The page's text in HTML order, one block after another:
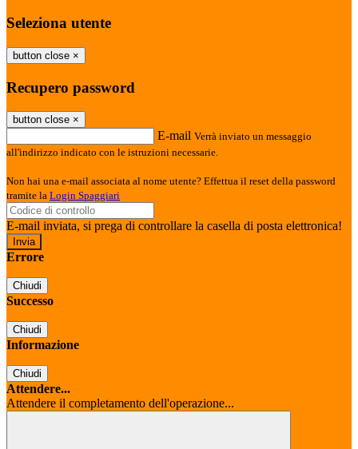
Seleziona utente
button close ×
Recupero password
button close ×
E-mail Verrà inviato un messaggio
all'indirizzo indicato con le istruzioni necessarie.
Non hai una e-mail associata al nome utente? Effettua il reset della password
tramite la Login Spaggiari
E-mail inviata, si prega di controllare la casella di posta elettronica!
Errore
Chiudi
Successo
Chiudi
Informazione
Chiudi
Attendere...
Attendere il completamento dell'operazione...